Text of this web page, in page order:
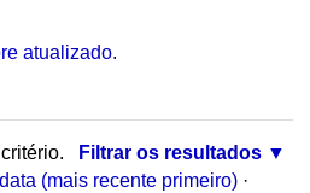
atualizado.
Filtrar os resultados
data (mais recente primeiro) ·